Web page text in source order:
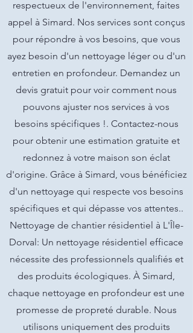
respectueux de l'environnement, faites
appel à Simard. Nos services sont conçus
pour répondre à vos besoins, que vous
ayez besoin d'un nettoyage léger ou d'un
entretien en profondeur. Demandez un
devis gratuit pour voir comment nous
pouvons ajuster nos services à vos
besoins spécifiques !. Contactez-nous
pour obtenir une estimation gratuite et
redonnez à votre maison son éclat
d'origine. Grâce à Simard, vous bénéficiez
d'un nettoyage qui respecte vos besoins
spécifiques et qui dépasse vos attentes..
Nettoyage de chantier résidentiel à L'Île-
Dorval: Un nettoyage résidentiel efficace
nécessite des professionnels qualifiés et
des produits écologiques. À Simard,
chaque nettoyage en profondeur est une
promesse de propreté durable. Nous
utilisons uniquement des produits